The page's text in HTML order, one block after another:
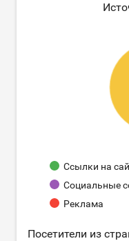
Ссылки на
Социальные
Реклама
Посетители из